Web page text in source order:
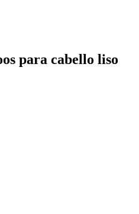
para cabello liso